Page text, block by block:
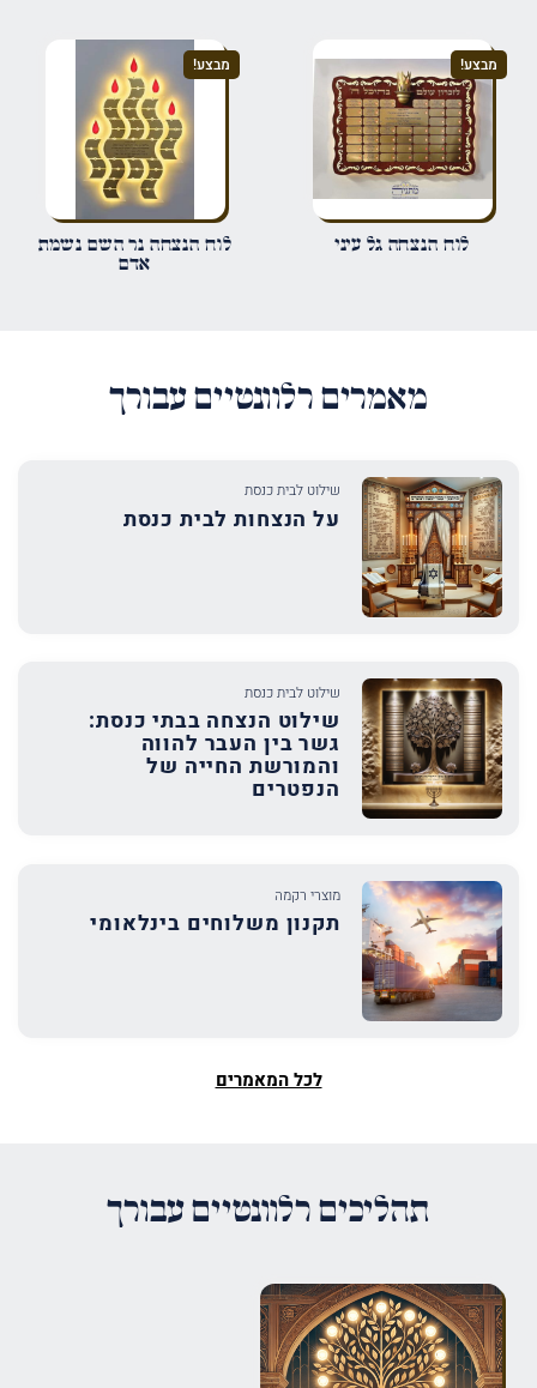
שמור בדפדפן זה את השם, האימייל והאתר שלי לפעם הבאה שאגיב.
מבצע!
לוח הנצחה גל עיני
מבצע!
לוח הנצחה נר השם נשמת
אדם
מאמרים רלוונטיים עבורך
שילוט לבית כנסת
על הנצחות לבית כנסת
שילוט לבית כנסת
שילוט הנצחה בבתי כנסת:
גשר בין העבר להווה
והמורשת החייה של
הנפטרים
מוצרי רקמה
תקנון משלוחים בינלאומי
לכל המאמרים
תהליכים רלוונטיים עבורך